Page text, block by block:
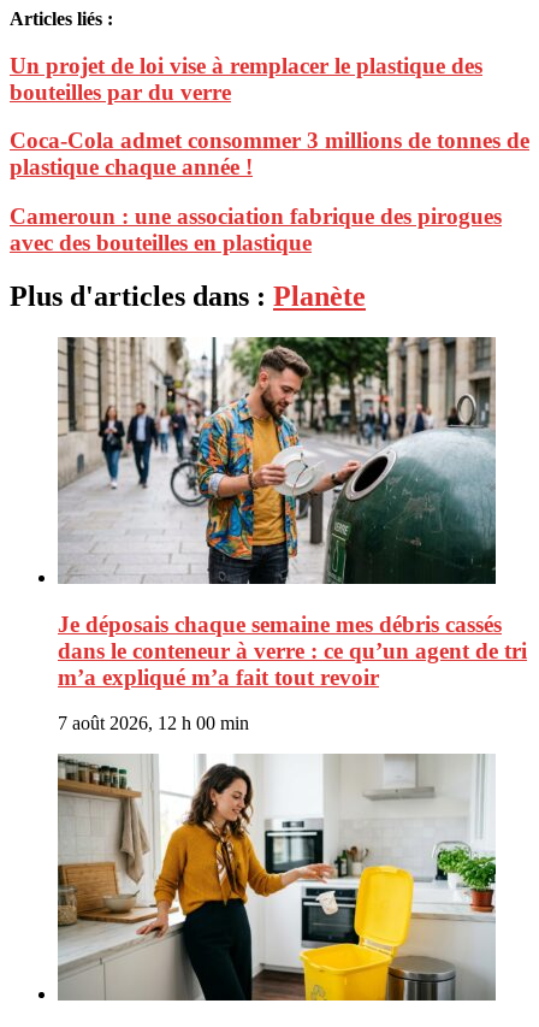
Articles liés :
Un projet de loi vise à remplacer le plastique des
bouteilles par du verre
Coca-Cola admet consommer 3 millions de tonnes de
plastique chaque année !
Cameroun : une association fabrique des pirogues
avec des bouteilles en plastique
Plus d'articles dans : Planète
Je déposais chaque semaine mes débris cassés
dans le conteneur à verre : ce qu’un agent de tri
m’a expliqué m’a fait tout revoir
7 août 2026, 12 h 00 min